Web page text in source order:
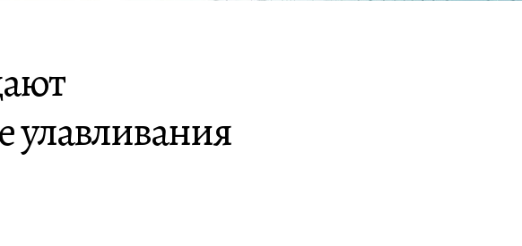
улавливания